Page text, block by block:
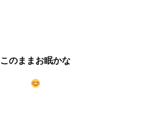
このままお眠かな